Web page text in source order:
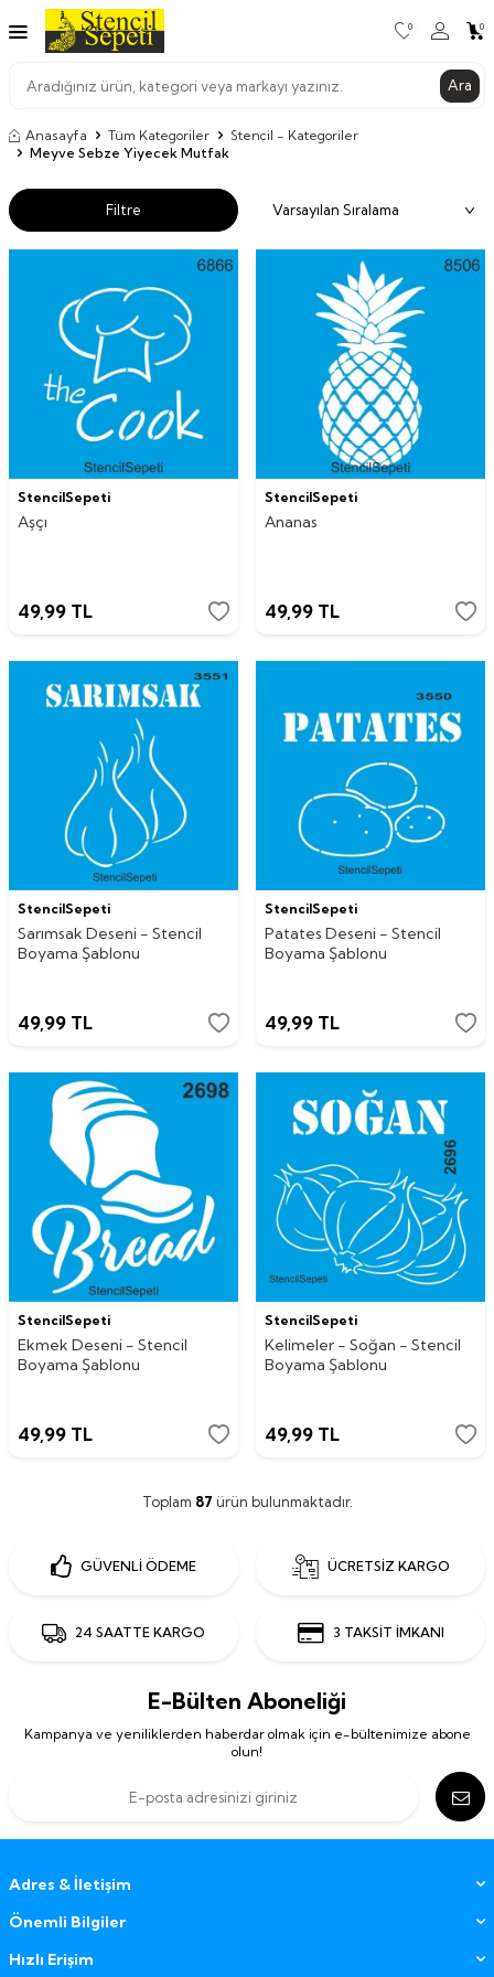
Ara
0 0
Anasayfa Tüm Kategoriler
Stencil - Kategoriler
Meyve Sebze Yiyecek Mutfak
Filtre
StencilSepeti
Aşçı
49,99 TL
StencilSepeti
Ananas
49,99 TL
StencilSepeti
Sarımsak Deseni - Stencil
Boyama Şablonu
49,99 TL
StencilSepeti
Patates Deseni - Stencil
Boyama Şablonu
49,99 TL
StencilSepeti
Ekmek Deseni - Stencil
Boyama Şablonu
49,99 TL
StencilSepeti
Kelimeler - Soğan - Stencil
Boyama Şablonu
49,99 TL
Toplam 87 ürün bulunmaktadır.
GÜVENLİ ÖDEME ÜCRETSİZ KARGO
24 SAATTE KARGO 3 TAKSİT İMKANI
E-Bülten Aboneliği
Kampanya ve yeniliklerden haberdar olmak için e-bültenimize abone
olun!
Adres & İletişim
Önemli Bilgiler
Hızlı Erişim